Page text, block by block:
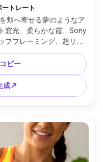
トレート
頬へ寄せる夢のようなア
窓光、柔らかな霞、Sony
フレーミング、超リア
ンティックなビューティ
ー --ar 4:5
ピー
成↗